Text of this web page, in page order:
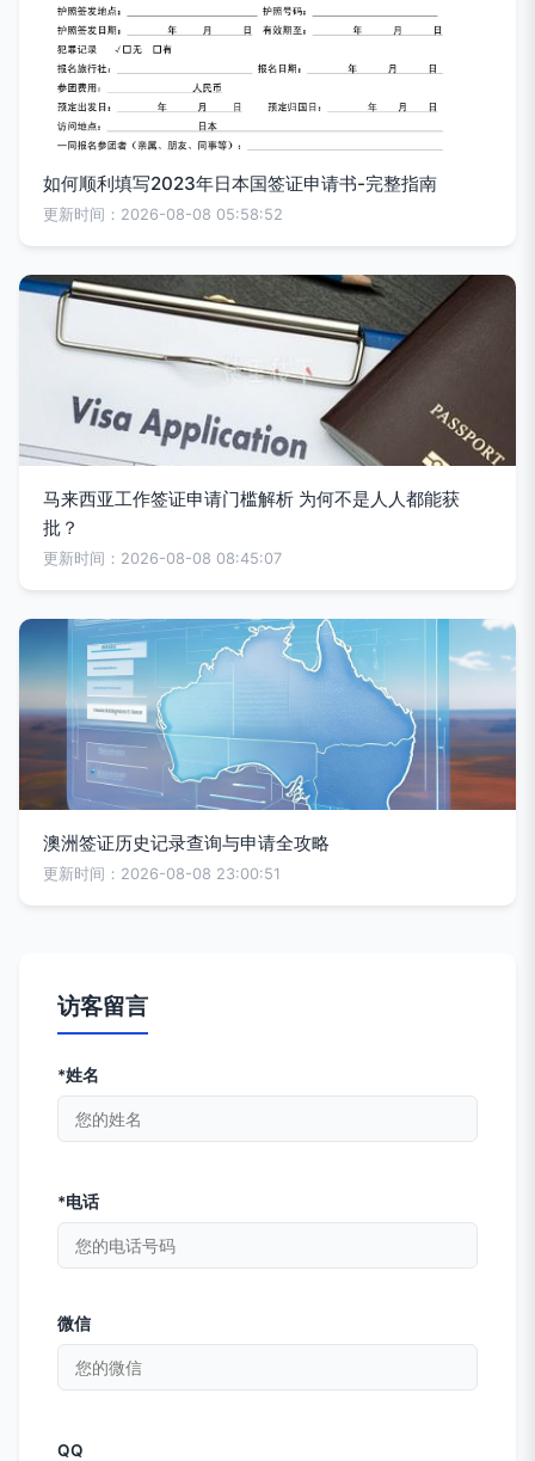
如何顺利填写2023年日本国签证申请书-完整指南
更新时间：2026-08-08 05:58:52
马来西亚工作签证申请门槛解析 为何不是人人都能获
批？
更新时间：2026-08-08 08:45:07
澳洲签证历史记录查询与申请全攻略
更新时间：2026-08-08 23:00:51
访客留言
*姓名
*电话
微信
QQ